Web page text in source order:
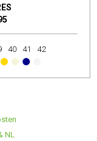
40 41 42
NL